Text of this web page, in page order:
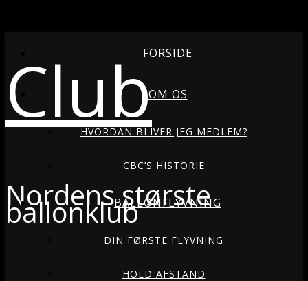
Club
Nordens største
ballonklub
FORSIDE
OM OS
HVORDAN BLIVER JEG MEDLEM?
CBC’S HISTORIE
BALLONFLYVNING
DIN FØRSTE FLYVNING
HOLD AFSTAND